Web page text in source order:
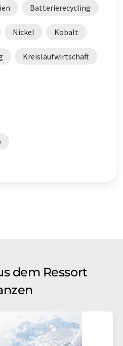
Batterierecycling
Nickel Kobalt
Kreislaufwirtschaft
dem Ressort